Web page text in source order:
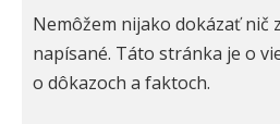
Nemôžem nijako dokázať nič
napísané. Táto stránka je o
o dôkazoch a faktoch.